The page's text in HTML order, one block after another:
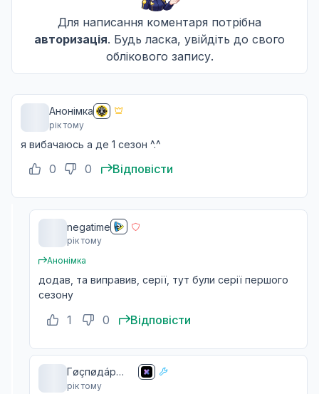
Ми пішли на день народження Короля Демонів
07 черв. 2025
11 Я боровся з традиційною богинею
14 черв. 2025
12
Для написання коментаря потрібна
авторизація. Будь ласка, увійдіть до свого
облікового запису.
Анонімка
рік тому
я вибачаюсь а де 1 сезон ^.^
0 0 Відповісти
negatime
рік тому
Анонімка
додав, та виправив, серії, тут були серії першого
сезону
1 0 Відповісти
Гøçпøдáp
чãю ☕️
рік тому